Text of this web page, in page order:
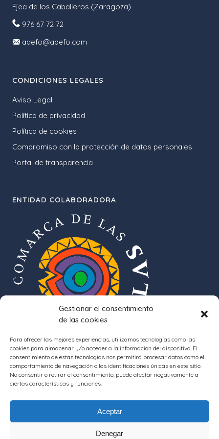
Gestionar el consentimiento
de las cookies
Para ofrecer las mejores experiencias, utilizamos tecnologías como las
cookies para almacenar y/o acceder a la información del dispositivo. El
consentimiento de estas tecnologías nos permitirá procesar datos como el
comportamiento de navegación o las identificaciones únicas en este sitio.
No consentir o retirar el consentimiento, puede afectar negativamente a
ciertas características y funciones.
Aceptar
Denegar
Ejea de los Caballeros (Zaragoza)
976 67 72 72
adefo@adefo.com
CONDICIONES LEGALES
Aviso Legal
Política de privacidad
Política de cookies
Compromiso con la protección de datos personales
Portal de transparencia
ENTIDAD COLABORADORA